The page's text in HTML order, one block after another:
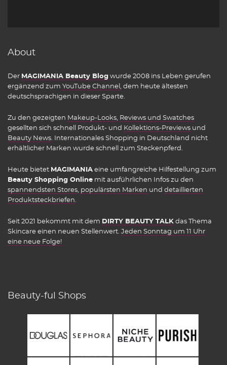
About
Der MAGIMANIA Beauty Blog wurde 2008 ins Leben gerufen
ergänzend zum YouTube Channel , dem heute ältesten
deutschsprachigen in dieser Sparte.
Zu den gezeigten Makeup-Looks, Reviews und Swatches
gesellten sich schnell Produkt- und Kollektions-Previews und
Beauty News. Internationales Shopping in Deutschland nicht
erhältlicher Marken wurde schnell zum Steckenpferd.
Heute bietet MAGIMANIA eine umfangreiche Hilfestellung zum
Beauty Shopping Online mit ausführlichen Infos zu den
spannendsten Stores, populärsten Marken und detaillierten
Produktsteckbriefen.
Seit 2021 bekommt mit dem DIRTY BEAUTY TALK das Thema
Skincare einen neuen Stellenwert. Jeden Sonntag um 11 Uhr
eine neue Folge!
Beauty-ful Shops